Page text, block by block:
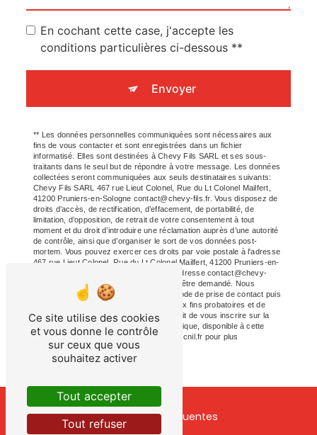
En cochant cette case, j'accepte les
conditions particulières ci-dessous **
Envoyer
** Les données personnelles communiquées sont nécessaires aux
fins de vous contacter et sont enregistrées dans un fichier
informatisé. Elles sont destinées à Chevy Fils SARL et ses sous-
traitants dans le seul but de répondre à votre message. Les données
collectées seront communiquées aux seuls destinataires suivants:
Chevy Fils SARL 467 rue Lieut Colonel, Rue du Lt Colonel Mailfert,
41200 Pruniers-en-Sologne contact@chevy-fils.fr. Vous disposez de
droits d’accès, de rectification, d’effacement, de portabilité, de
limitation, d’opposition, de retrait de votre consentement à tout
moment et du droit d’introduire une réclamation auprès d’une autorité
de contrôle, ainsi que d’organiser le sort de vos données post-
mortem. Vous pouvez exercer ces droits par voie postale à l'adresse
467 rue Lieut Colonel, Rue du Lt Colonel Mailfert, 41200 Pruniers-en-
Sologne ou par courrier électronique à l'adresse contact@chevy-
fils.fr. Un justificatif d'identité pourra vous être demandé. Nous
conservons vos données pendant la période de prise de contact puis
pendant la durée de prescription légale aux fins probatoires et de
gestion des contentieux. Vous avez le droit de vous inscrire sur la
liste d'opposition au démarchage téléphonique, disponible à cette
adresse: Bloctel.gouv.fr . Consultez le site cnil.fr pour plus
d’informations sur vos droits.
Recherches fréquentes
Ce site utilise des cookies
et vous donne le contrôle
sur ceux que vous
souhaitez activer
Tout accepter
Tout refuser